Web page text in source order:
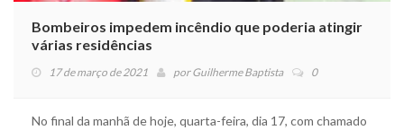
Bombeiros impedem incêndio que poderia atingir
várias residências
17 de março de 2021 porGuilherme Baptista 0
No final da manhã de hoje, quarta-feira, dia 17, com chamado